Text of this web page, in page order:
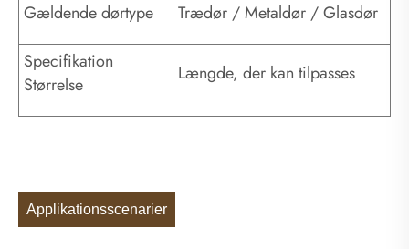
Gældende dørtype Trædør / Metaldør / Glasdør
Specifikation
Størrelse
Længde, der kan tilpasses
Applikationsscenarier